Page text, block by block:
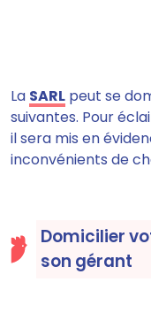
La SARL peut se
suivantes. Pour
il sera mis en
inconvénients de
Domicilier
son gérant